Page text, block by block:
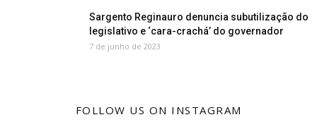
Sargento Reginauro denuncia subutilização do
legislativo e ‘cara-crachá’ do governador
7 de junho de 2023
FOLLOW US ON INSTAGRAM